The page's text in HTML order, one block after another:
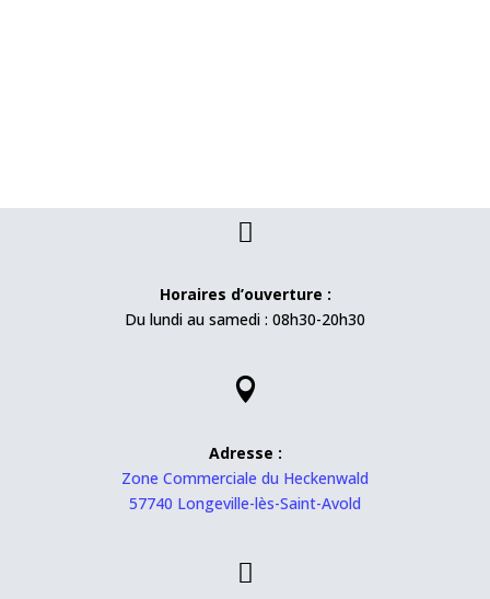

Horaires d’ouverture :
Du lundi au samedi : 08h30-20h30

Adresse :
Zone Commerciale du Heckenwald
57740 Longeville-lès-Saint-Avold
